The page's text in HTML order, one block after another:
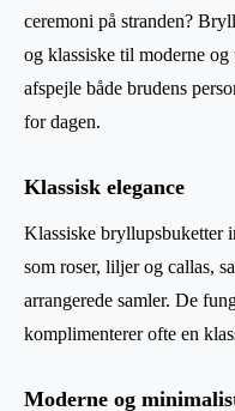
ceremoni på stranden?
og klassiske til moderne
afspejle både brudens
for dagen.
Klassisk elegance
Klassiske bryllupsbuketter
som roser, liljer og callas,
arrangerede samler. De
komplimenterer ofte en
Moderne og